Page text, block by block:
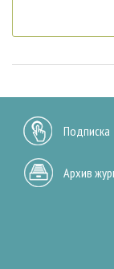
Подписка
Архив